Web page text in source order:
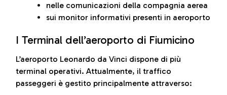
nelle comunicazioni della compagnia aerea
sui monitor informativi presenti in aeroporto
I Terminal dell’aeroporto di Fiumicino
L’aeroporto Leonardo da Vinci dispone di più
terminal operativi. Attualmente, il traffico
passeggeri è gestito principalmente attraverso: